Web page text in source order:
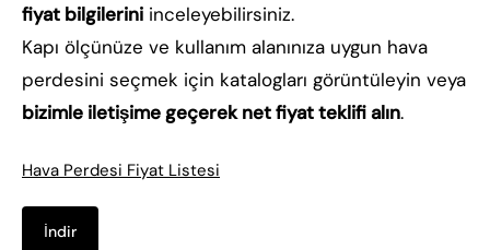
fiyat bilgilerini inceleyebilirsiniz.
Kapı ölçünüze ve kullanım alanınıza uygun hava
perdesini seçmek için katalogları görüntüleyin veya
bizimle iletişime geçerek net fiyat teklifi alın.
Hava Perdesi Fiyat Listesi
İndir